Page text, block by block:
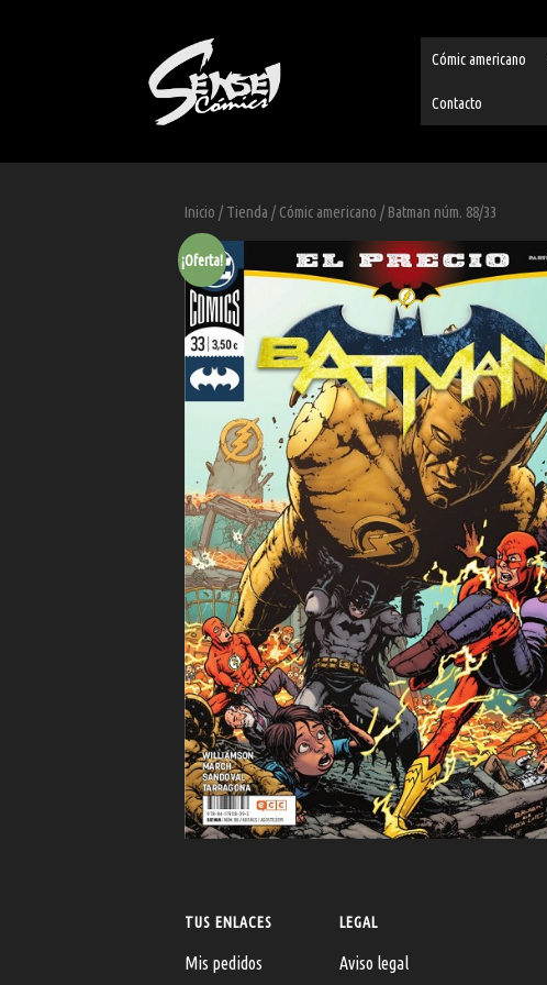
Cómic americano
Contacto
Inicio / Tienda / Cómic americano / Batman núm. 88/33
¡Oferta!
TUS ENLACES
Mis pedidos
LEGAL
Aviso legal